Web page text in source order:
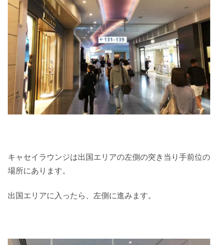
キャセイラウンジは出国エリアの左側の突き当り手前位の
場所にあります。
出国エリアに入ったら、左側に進みます。